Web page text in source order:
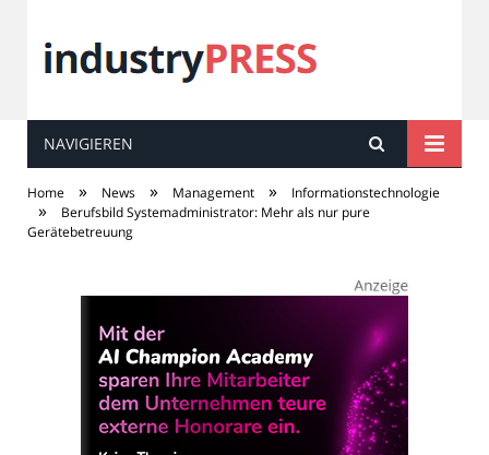
industryPRESS
NAVIGIEREN
Home » News » Management » Informationstechnologie
»
Berufsbild Systemadministrator: Mehr als nur pure
Gerätebetreuung